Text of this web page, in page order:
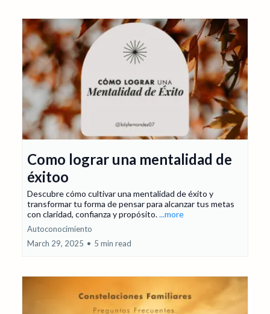
Como lograr una mentalidad de
éxitoo
Descubre cómo cultivar una mentalidad de éxito y
transformar tu forma de pensar para alcanzar tus metas
con claridad, confianza y propósito....more
Autoconocimiento
March 29, 2025 • 5 min read